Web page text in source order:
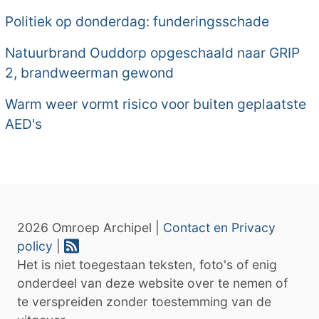
Politiek op donderdag: funderingsschade
Natuurbrand Ouddorp opgeschaald naar GRIP
2, brandweerman gewond
Warm weer vormt risico voor buiten geplaatste
AED's
2026 Omroep Archipel | Contact en Privacy
policy
Het is niet toegestaan teksten, foto's of enig
onderdeel van deze website over te nemen of
te verspreiden zonder toestemming van de